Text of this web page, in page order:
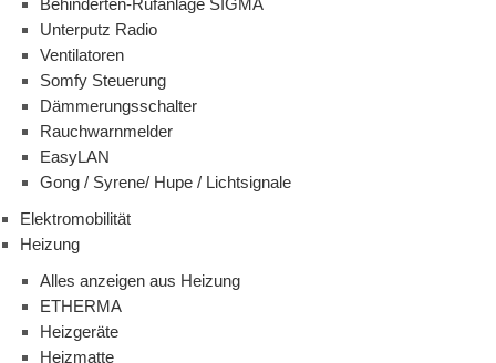
Behinderten-Rufanlage SIGMA
Unterputz Radio
Ventilatoren
Somfy Steuerung
Dämmerungsschalter
Rauchwarnmelder
EasyLAN
Gong / Syrene/ Hupe / Lichtsignale
Elektromobilität
Heizung
Alles anzeigen aus Heizung
ETHERMA
Heizgeräte
Heizmatte